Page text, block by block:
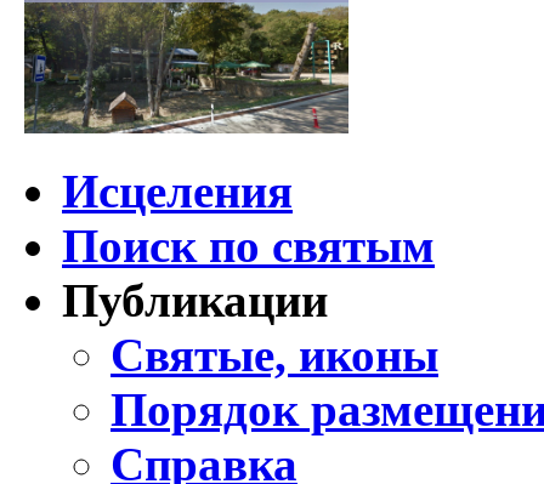
Исцеления
Поиск по святым
Публикации
Святые, иконы
Порядок
Справка